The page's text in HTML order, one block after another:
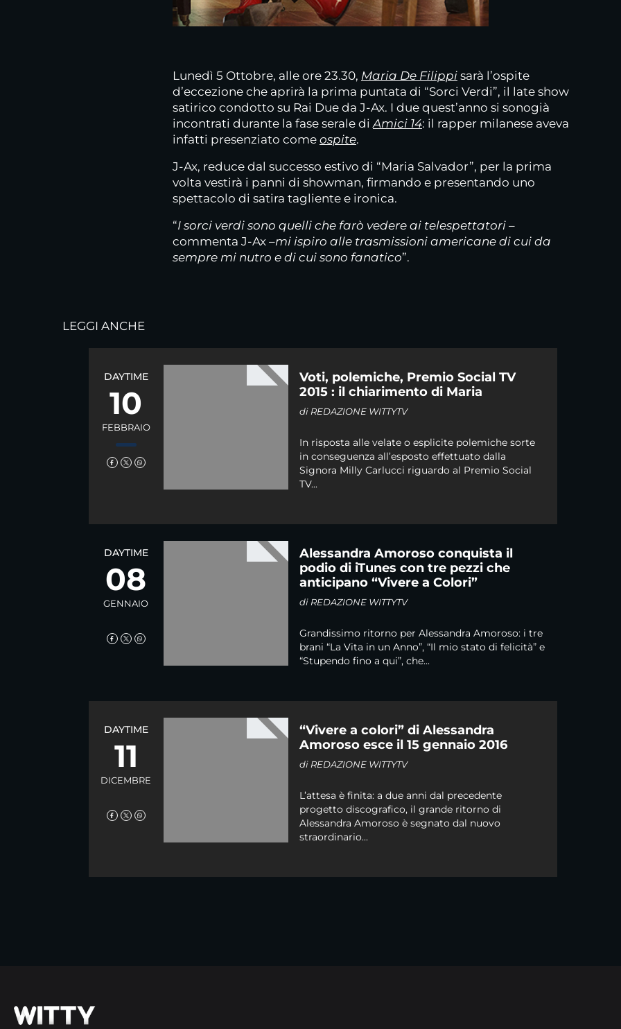
Lunedì 5 Ottobre, alle ore 23.30, Maria De Filippi sarà l’ospite
d’eccezione che aprirà la prima puntata di “Sorci Verdi”, il late show
satirico condotto su Rai Due da J-Ax. I due quest’anno si sonogià
incontrati durante la fase serale di Amici 14: il rapper milanese aveva
infatti presenziato come ospite.
J-Ax, reduce dal successo estivo di “Maria Salvador”, per la prima
volta vestirà i panni di showman, firmando e presentando uno
spettacolo di satira tagliente e ironica.
“I sorci verdi sono quelli che farò vedere ai telespettatori –
commenta J-Ax –mi ispiro alle trasmissioni americane di cui da
sempre mi nutro e di cui sono fanatico”.
LEGGI ANCHE
DAYTIME
10
FEBBRAIO
Voti, polemiche, Premio Social TV
2015 : il chiarimento di Maria
di REDAZIONE WITTYTV
In risposta alle velate o esplicite polemiche sorte
in conseguenza all’esposto effettuato dalla
Signora Milly Carlucci riguardo al Premio Social
TV...
DAYTIME
08
GENNAIO
Alessandra Amoroso conquista il
podio di iTunes con tre pezzi che
anticipano “Vivere a Colori”
di REDAZIONE WITTYTV
Grandissimo ritorno per Alessandra Amoroso: i tre
brani “La Vita in un Anno”, “Il mio stato di felicità” e
“Stupendo fino a qui”, che...
DAYTIME
11
DICEMBRE
“Vivere a colori” di Alessandra
Amoroso esce il 15 gennaio 2016
di REDAZIONE WITTYTV
L’attesa è finita: a due anni dal precedente
progetto discografico, il grande ritorno di
Alessandra Amoroso è segnato dal nuovo
straordinario...